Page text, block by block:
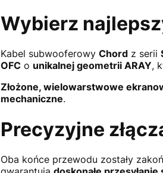
Wybierz
Kabel subwooferowy Chordz serii
OFCo unikalnej geometrii ARAY,
Złożone, wielowarstwowe
mechaniczne.
Precyzyjne
Oba końce przewodu zostały